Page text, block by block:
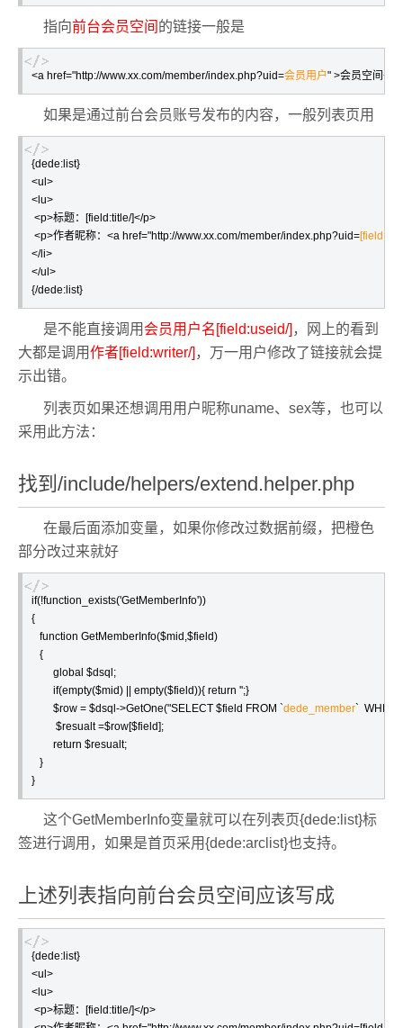
指向前台会员空间 的链接一般是
<a href="http://www.xx.com/member/index.php?uid=会员用户" >会员空间</
如果是通过前台会员账号发布的内容，一般列表页用
{dede:list}
<ul>
<lu>
<p>标题：[field:title/]</p>
<p>作者昵称：<a href="http://www.xx.com/member/index.php?uid=
</li>
</ul>
{/dede:list}
是不能直接调用 会员用户名[field:useid/] ，网上的看到
大都是调用作者[field:writer/] ，万一用户修改了链接就会提
示出错。
列表页如果还想调用用户昵称uname、sex等，也可以
采用此方法：
找到/include/helpers/extend.helper.php
在最后面添加变量，如果你修改过数据前缀，把橙色
部分改过来就好
if(!function_exists('GetMemberInfo'))
{
   function GetMemberInfo($mid,$field)
   {
        global $dsql;
        if(empty($mid) || empty($field)){ return '';}
        $row = $dsql->GetOne("SELECT $field FROM `
dede_member`
         $resualt =$row[$field];
        return $resualt;
   }
}
这个GetMemberInfo变量就可以在列表页{dede:list}标
签进行调用，如果是首页采用{dede:arclist}也支持。
上述列表指向前台会员空间应该写成
{dede:list}
<ul>
<lu>
<p>标题：[field:title/]</p>